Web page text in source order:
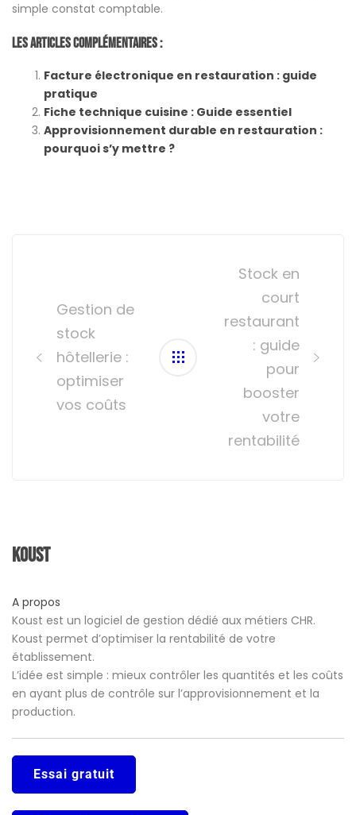
simple constat comptable.
Les Articles Complémentaires :
Facture électronique en restauration : guide
pratique
Fiche technique cuisine : Guide essentiel
Approvisionnement durable en restauration :
pourquoi s’y mettre ?
Gestion de
stock
hôtellerie :
optimiser
vos coûts
Stock en
court
restaurant
: guide
pour
booster
votre
rentabilité
Koust
A propos
Koust est un logiciel de gestion dédié aux métiers CHR.
Koust permet d’optimiser la rentabilité de votre
établissement.
L’idée est simple : mieux contrôler les quantités et les coûts
en ayant plus de contrôle sur l’approvisionnement et la
production.
Essai gratuit